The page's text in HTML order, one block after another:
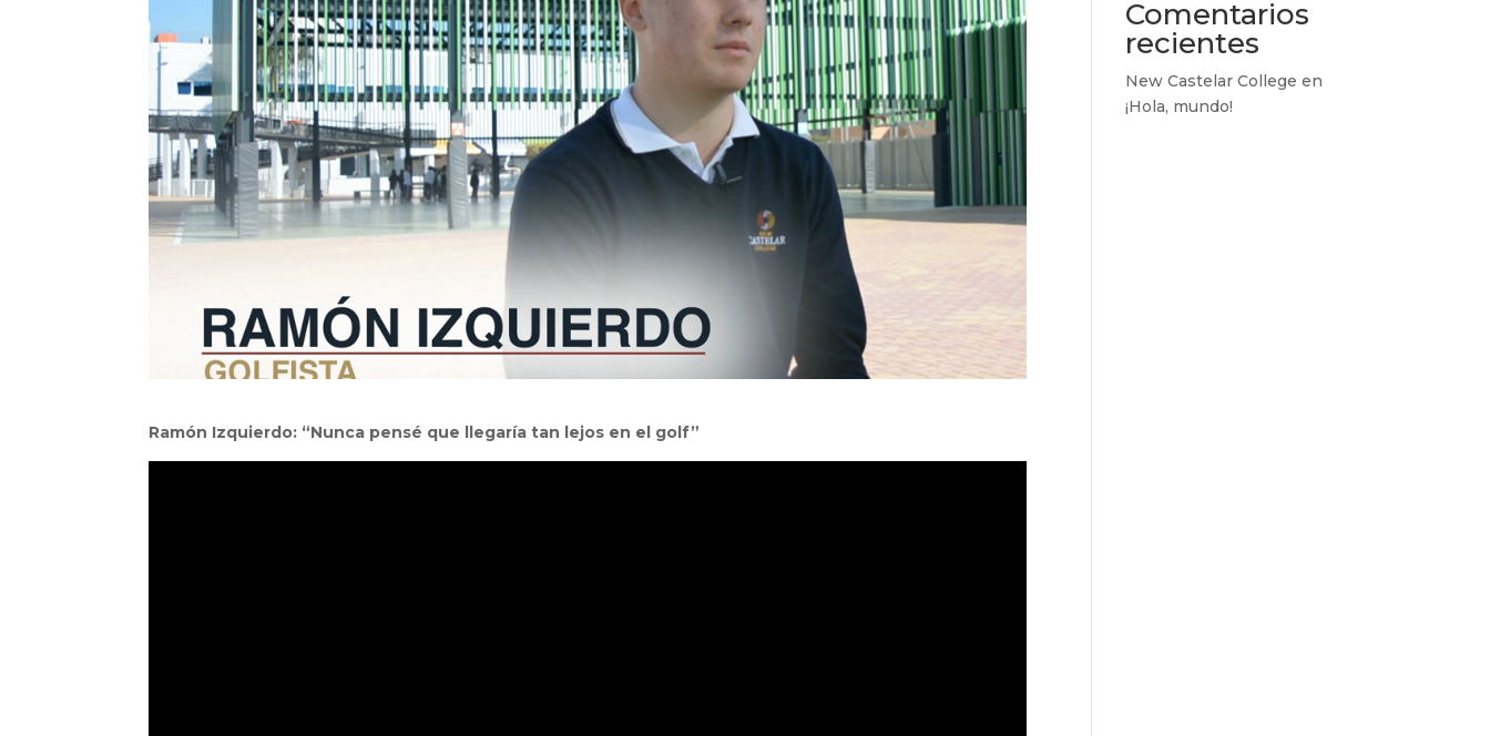
Ramón Izquierdo: “Nunca pensé que llegaría tan lejos en el golf”
Comentarios
recientes
New Castelar College en
¡Hola, mundo!